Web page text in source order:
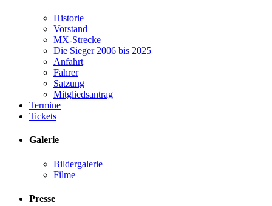
Historie
Vorstand
MX-Strecke
Die Sieger 2006 bis 2025
Anfahrt
Fahrer
Satzung
Mitgliedsantrag
Termine
Tickets
Galerie
Bildergalerie
Filme
Presse